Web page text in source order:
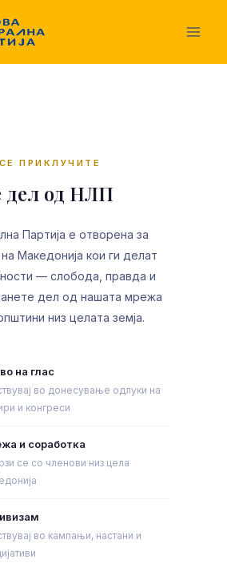
ПРИКЛУЧИТЕ
дел од НЛП
Партија е отворена за
Македонија кои ги делат
— слобода, правда и
дел од нашата мрежа
низ целата земја.
на глас
во донесување одлуки на
и конгреси
и соработка
се со членови низ цела
во кампањи, настани и